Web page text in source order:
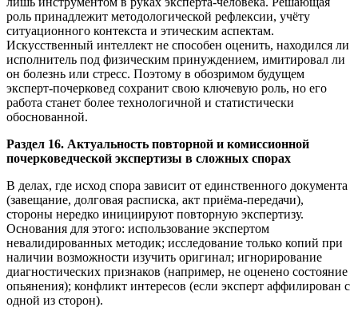
роль принадлежит методологической рефлексии, учёту
ситуационного контекста и этическим аспектам.
Искусственный интеллект не способен оценить, находился ли
исполнитель под физическим принуждением, имитировал ли
он болезнь или стресс. Поэтому в обозримом будущем
эксперт-почерковед сохранит свою ключевую роль, но его
работа станет более технологичной и статистически
обоснованной.
Раздел 16. Актуальность повторной и комиссионной
почерковедческой экспертизы в сложных спорах
В делах, где исход спора зависит от единственного документа
(завещание, долговая расписка, акт приёма-передачи),
стороны нередко инициируют повторную экспертизу.
Основания для этого: использование экспертом
невалидированных методик; исследование только копий при
наличии возможности изучить оригинал; игнорирование
диагностических признаков (например, не оценено состояние
опьянения); конфликт интересов (если эксперт аффилирован с
одной из сторон).